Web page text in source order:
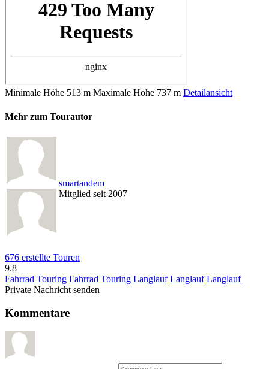
Minimale Höhe 513 m Maximale Höhe 737 m Detailansicht
Mehr zum Tourautor
smartandem
Mitglied seit 2007
676 erstellte Touren
9.8
Fahrrad Touring Fahrrad Touring Langlauf Langlauf Langlauf
Private Nachricht senden
Kommentare